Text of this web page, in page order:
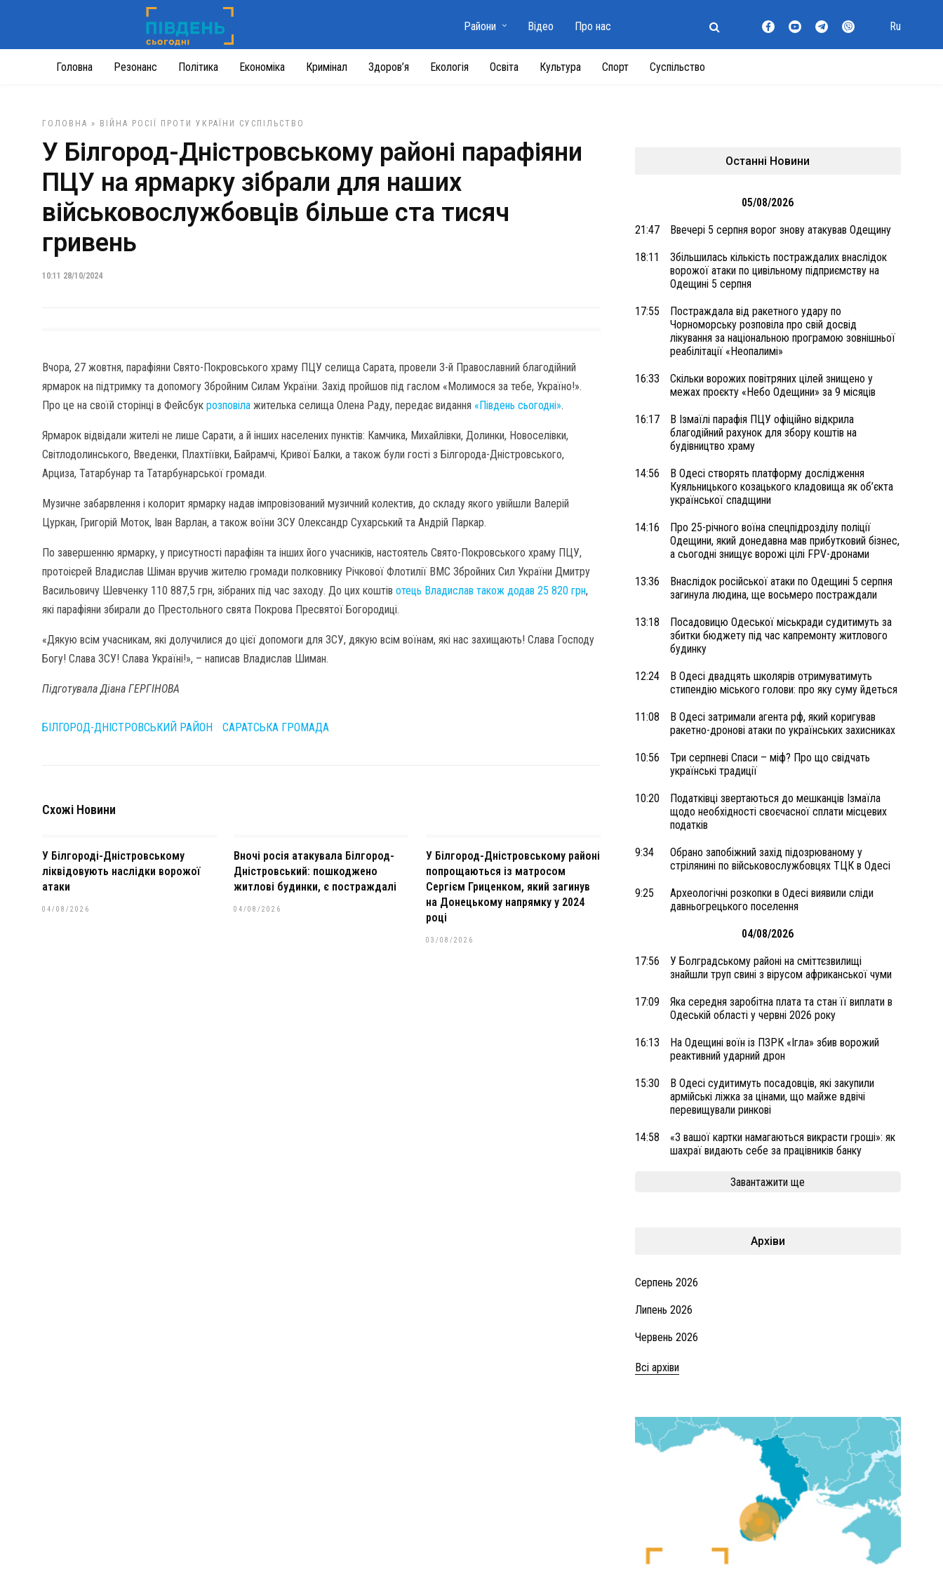
Головна Резонанс Політика Економіка Кримінал Здоров’я Екологія Освіта Культура Спорт Суспільство
Райони Відео Про нас Ru
ГОЛОВНА » ВІЙНА РОСІЇ ПРОТИ УКРАЇНИ СУСПІЛЬСТВО
У Білгород-Дністровському районі парафіяни
ПЦУ на ярмарку зібрали для наших
військовослужбовців більше ста тисяч
гривень
10:11 28/10/2024
Вчора, 27 жовтня, парафіяни Свято-Покровського храму ПЦУ селища Сарата, провели 3-й Православний благодійний
ярмарок на підтримку та допомогу Збройним Силам України. Захід пройшов під гаслом «Молимося за тебе, Україно!».
Про це на своїй сторінці в Фейсбук розповіла жителька селища Олена Раду, передає видання «Південь сьогодні».
Ярмарок відвідали жителі не лише Сарати, а й інших населених пунктів: Камчика, Михайлівки, Долинки, Новоселівки,
Світлодолинського, Введенки, Плахтіївки, Байрамчі, Кривої Балки, а також були гості з Білгорода-Дністровського,
Арциза, Татарбунар та Татарбунарської громади.
Музичне забарвлення і колорит ярмарку надав імпровізований музичний колектив, до складу якого увійшли Валерій
Цуркан, Григорій Моток, Іван Варлан, а також воїни ЗСУ Олександр Сухарський та Андрій Паркар.
По завершенню ярмарку, у присутності парафіян та інших його учасників, настоятель Свято-Покровського храму ПЦУ,
протоієрей Владислав Шіман вручив жителю громади полковнику Річкової Флотилії ВМС Збройних Сил України Дмитру
Васильовичу Шевченку 110 887,5 грн, зібраних під час заходу. До цих коштів отець Владислав також додав 25 820 грн,
які парафіяни збирали до Престольного свята Покрова Пресвятої Богородиці.
«Дякую всім учасникам, які долучилися до цієї допомоги для ЗСУ, дякую всім воїнам, які нас захищають! Слава Господу
Богу! Слава ЗСУ! Слава Україні!», – написав Владислав Шиман.
Підготувала Діана ГЕРГІНОВА
БІЛГОРОД-ДНІСТРОВСЬКИЙ РАЙОН САРАТСЬКА ГРОМАДА
Схожі Новини
У Білгороді-Дністровському
ліквідовують наслідки ворожої
атаки
04/08/2026
Вночі росія атакувала Білгород-
Дністровський: пошкоджено
житлові будинки, є постраждалі
04/08/2026
У Білгород-Дністровському районі
попрощаються із матросом
Сергієм Гриценком, який загинув
на Донецькому напрямку у 2024
році
03/08/2026
Останні Новини
05/08/2026
21:47 Ввечері 5 серпня ворог знову атакував Одещину
18:11
Збільшилась кількість постраждалих внаслідок
ворожої атаки по цивільному підприємству на
Одещині 5 серпня
17:55
Постраждала від ракетного удару по
Чорноморську розповіла про свій досвід
лікування за національною програмою зовнішньої
реабілітації «Неопалимі»
16:33
Скільки ворожих повітряних цілей знищено у
межах проєкту «Небо Одещини» за 9 місяців
16:17
В Ізмаїлі парафія ПЦУ офіційно відкрила
благодійний рахунок для збору коштів на
будівництво храму
14:56
В Одесі створять платформу дослідження
Куяльницького козацького кладовища як об’єкта
української спадщини
14:16
Про 25-річного воїна спецпідрозділу поліції
Одещини, який донедавна мав прибутковий бізнес,
а сьогодні знищує ворожі цілі FPV-дронами
13:36
Внаслідок російської атаки по Одещині 5 серпня
загинула людина, ще восьмеро постраждали
13:18
Посадовицю Одеської міськради судитимуть за
збитки бюджету під час капремонту житлового
будинку
12:24
В Одесі двадцять школярів отримуватимуть
стипендію міського голови: про яку суму йдеться
11:08
В Одесі затримали агента рф, який коригував
ракетно-дронові атаки по українських захисниках
10:56
Три серпневі Спаси – міф? Про що свідчать
українські традиції
10:20
Податківці звертаються до мешканців Ізмаїла
щодо необхідності своєчасної сплати місцевих
податків
9:34
Обрано запобіжний захід підозрюваному у
стрілянині по військовослужбовцях ТЦК в Одесі
9:25
Археологічні розкопки в Одесі виявили сліди
давньогрецького поселення
04/08/2026
17:56
У Болградському районі на сміттєзвилищі
знайшли труп свині з вірусом африканської чуми
17:09
Яка середня заробітна плата та стан її виплати в
Одеській області у червні 2026 року
16:13
На Одещині воїн із ПЗРК «Ігла» збив ворожий
реактивний ударний дрон
15:30
В Одесі судитимуть посадовців, які закупили
армійські ліжка за цінами, що майже вдвічі
перевищували ринкові
14:58
«З вашої картки намагаються викрасти гроші»: як
шахраї видають себе за працівників банку
Завантажити ще
Архіви
Серпень 2026
Липень 2026
Червень 2026
Всі архіви